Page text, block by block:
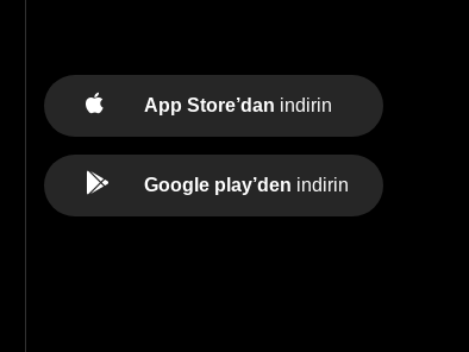
App Store’dan indirin
Google play’den indirin